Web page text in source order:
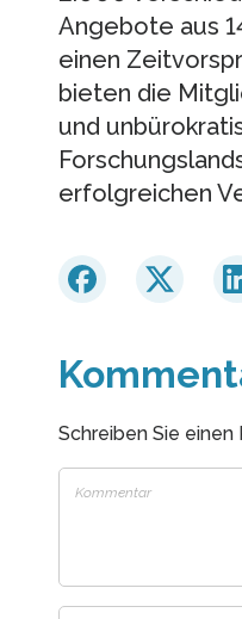
Angebote aus
einen
bieten die
und
erfolgreichen
Schreiben Sie